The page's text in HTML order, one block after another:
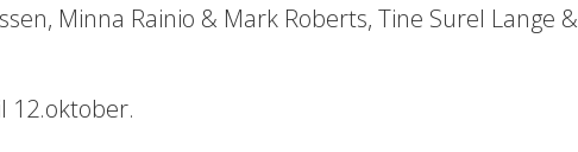
Minna Rainio & Mark Roberts, Tine Surel Lange &
12.oktober.